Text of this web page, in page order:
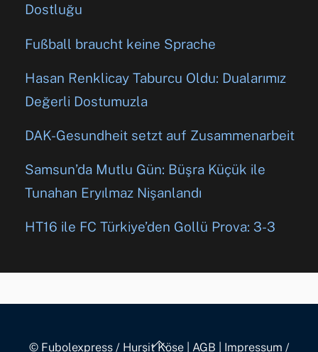
Dostluğu
Fußball braucht keine Sprache
Hasan Renklicay Taburcu Oldu: Dualarımız
Değerli Dostumuzla
DAK-Gesundheit setzt auf Zusammenarbeit
Samsun’da Mutlu Gün: Büşra Küçük ile
Tunahan Eryılmaz Nişanlandı
HT16 ile FC Türkiye’den Gollü Prova: 3-3
Back
© Fubolexpress / Hurşit Köse| AGB Impressum /